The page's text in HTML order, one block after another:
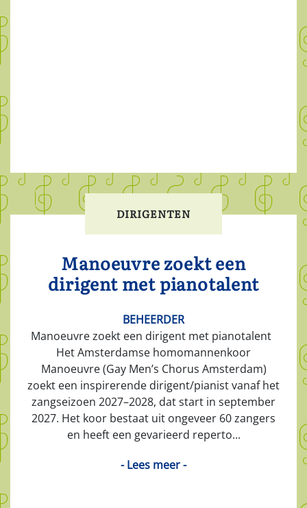
DIRIGENTEN
Manoeuvre zoekt een
dirigent met pianotalent
BEHEERDER
Manoeuvre zoekt een dirigent met pianotalent
Het Amsterdamse homomannenkoor
Manoeuvre (Gay Men’s Chorus Amsterdam)
zoekt een inspirerende dirigent/pianist vanaf het
zangseizoen 2027–2028, dat start in september
2027. Het koor bestaat uit ongeveer 60 zangers
en heeft een gevarieerd reperto...
- Lees meer -